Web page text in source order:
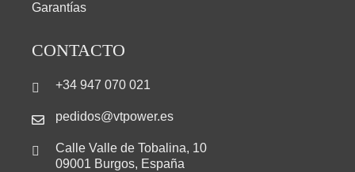
Garantías
CONTACTO
+34 947 070 021
pedidos@vtpower.es
Calle Valle de Tobalina, 10
09001 Burgos, España